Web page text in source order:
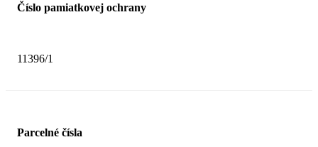
Číslo pamiatkovej ochrany
11396/1
Parcelné čísla